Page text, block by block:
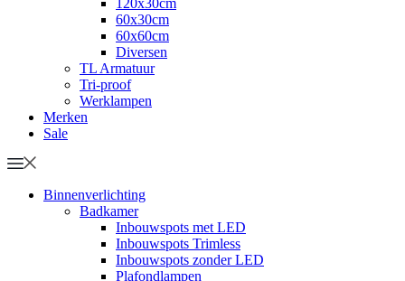
120x30cm
60x30cm
60x60cm
Diversen
TL Armatuur
Tri-proof
Werklampen
Merken
Sale
Binnenverlichting
Badkamer
Inbouwspots met LED
Inbouwspots Trimless
Inbouwspots zonder LED
Plafondlampen